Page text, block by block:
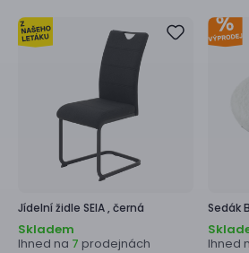
Jídelní židle SEIA , černá
Skladem
Ihned na 7 prodejnách
Sedák
Ihned